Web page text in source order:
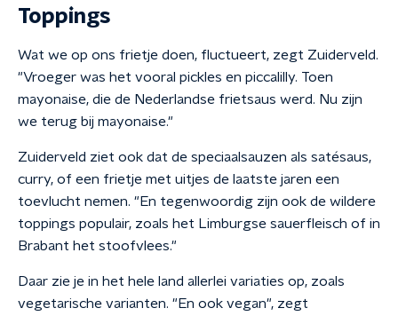
Toppings
Wat we op ons frietje doen, fluctueert, zegt Zuiderveld.
"Vroeger was het vooral pickles en piccalilly. Toen
mayonaise, die de Nederlandse frietsaus werd. Nu zijn
we terug bij mayonaise."
Zuiderveld ziet ook dat de speciaalsauzen als satésaus,
curry, of een frietje met uitjes de laatste jaren een
toevlucht nemen. "En tegenwoordig zijn ook de wildere
toppings populair, zoals het Limburgse sauerfleisch of in
Brabant het stoofvlees."
Daar zie je in het hele land allerlei variaties op, zoals
vegetarische varianten. "En ook vegan", zegt